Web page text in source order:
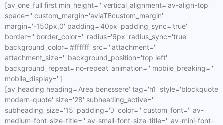
[av_one_full first min_height='' vertical_alignment='av-align-top'
space='' custom_margin='aviaTBcustom_margin'
margin='-150px,0' padding='40px' padding_sync='true'
border='' border_color='' radius='6px' radius_sync='true'
background_color='#ffffff' src='' attachment=''
attachment_size='' background_position='top left'
background_repeat='no-repeat' animation='' mobile_breaking=''
mobile_display='']
[av_heading heading='Area benessere' tag='h1' style='blockquote
modern-quote' size='28' subheading_active=''
subheading_size='15' padding='0' color='' custom_font='' av-
medium-font-size-title='' av-small-font-size-title='' av-mini-font-